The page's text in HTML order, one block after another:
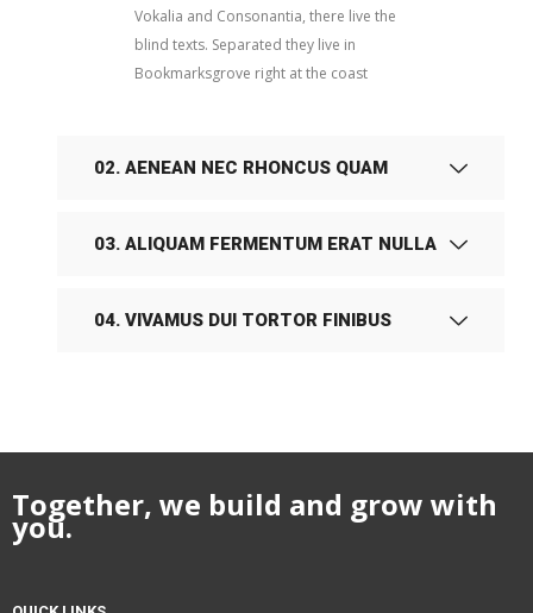
Vokalia and Consonantia, there live the
blind texts. Separated they live in
Bookmarksgrove right at the coast
02. AENEAN NEC RHONCUS QUAM
03. ALIQUAM FERMENTUM ERAT NULLA
04. VIVAMUS DUI TORTOR FINIBUS
Together, we build and grow with
you.